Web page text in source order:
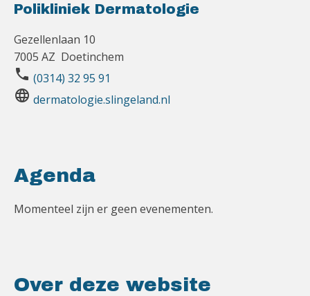
Polikliniek Dermatologie
Gezellenlaan 10
7005 AZ Doetinchem
phone (0314) 32 95 91
language dermatologie.slingeland.nl
Agenda
Momenteel zijn er geen evenementen.
Over deze website